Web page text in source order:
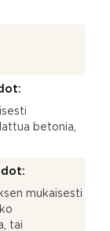
betonia,
mukaisesti
tai